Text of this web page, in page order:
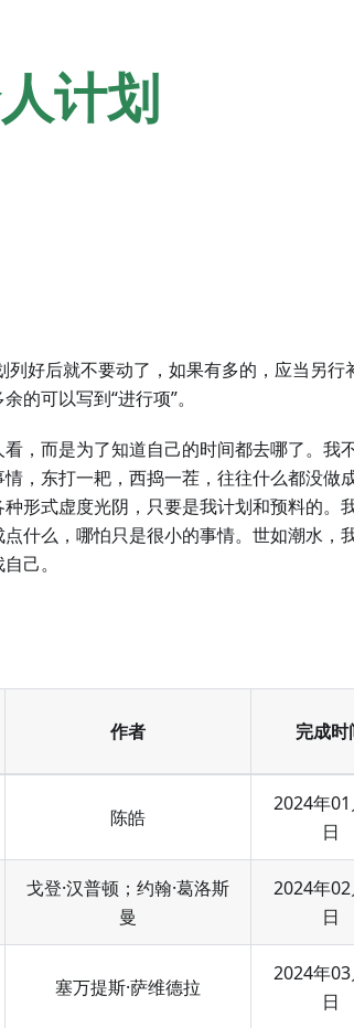
计划
好后就不要动了，如果有多的，应当另行
的可以写到“进行项”。
，而是为了知道自己的时间都去哪了。我
，东打一耙，西捣一茬，往往什么都没做
形式虚度光阴，只要是我计划和预料的。
什么，哪怕只是很小的事情。世如潮水，
己。
作者 完成时
陈皓
2024年
日
戈登·汉普顿；约翰·葛洛斯
曼
2024年
日
塞万提斯·萨维德拉
2024年
日